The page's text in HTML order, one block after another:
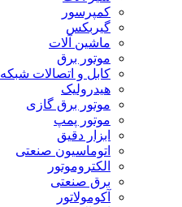
کمپرسور
گیربکس
ماشین آلات
موتور برق
کابل و اتصالات شبکه
هیدرولیک
موتور برق گازی
موتور پمپ
ابزار دقیق
اتوماسیون صنعتی
الکتروموتور
برق صنعتی
آکومولاتور